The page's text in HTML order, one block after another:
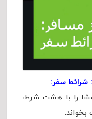
شرائط سفر:
را با هشت شرط،